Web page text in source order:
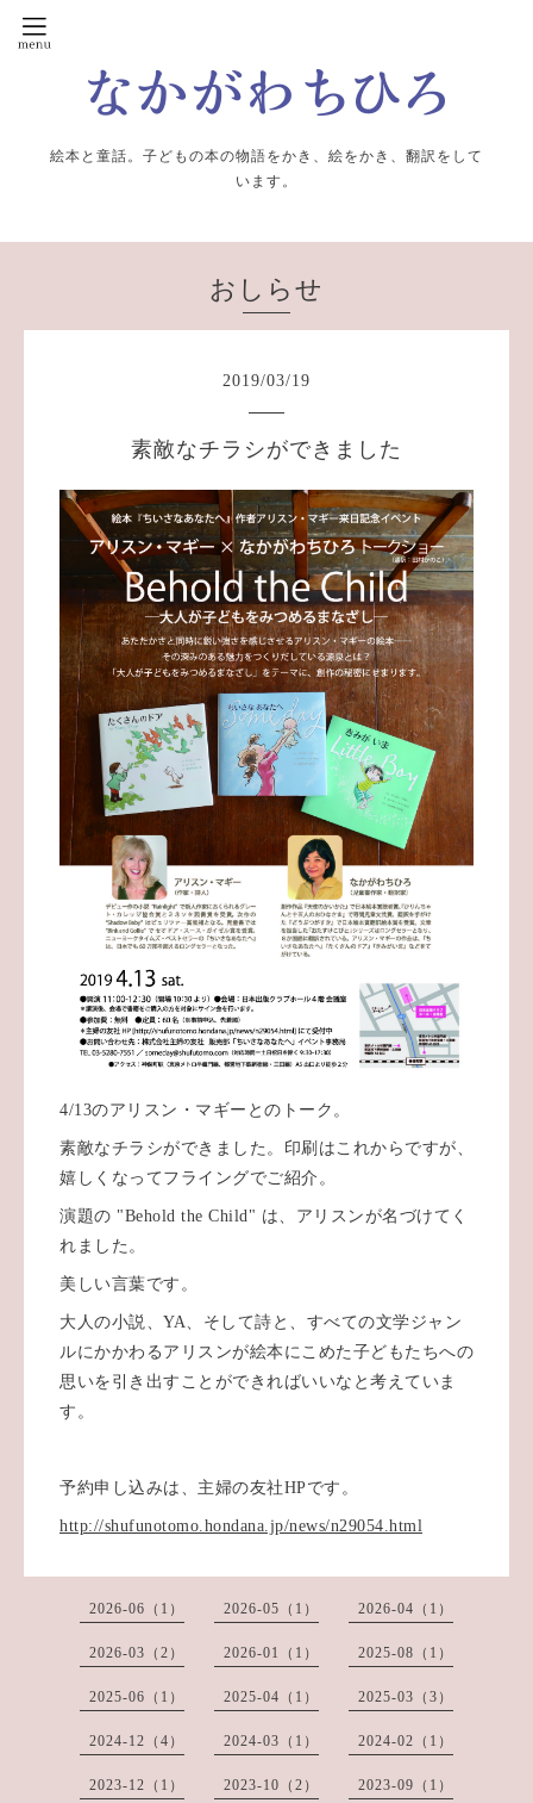
絵本と童話。子どもの本の物語をかき、絵をかき、翻訳をして
います。
おしらせ
2019/03/19
素敵なチラシができました
4/13のアリスン・マギーとのトーク。
素敵なチラシができました。印刷はこれからですが、
嬉しくなってフライングでご紹介。
演題の "Behold the Child" は、アリスンが名づけてく
れました。
美しい言葉です。
大人の小説、YA、そして詩と、すべての文学ジャン
ルにかかわるアリスンが絵本にこめた子どもたちへの
思いを引き出すことができればいいなと考えていま
す。
予約申し込みは、主婦の友社HPです。
http://shufunotomo.hondana.jp/news/n29054.html
2026-06（1） 2026-05（1） 2026-04（1）
2026-03（2） 2026-01（1） 2025-08（1）
2025-06（1） 2025-04（1） 2025-03（3）
2024-12（4） 2024-03（1） 2024-02（1）
2023-12（1） 2023-10（2） 2023-09（1）